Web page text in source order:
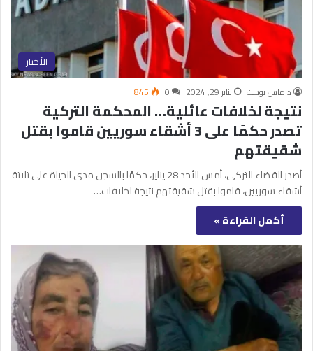
الأخبار
داماس بوست يناير 29, 2024 0
845
نتيجة لخلافات عائلية… المحكمة التركية
تصدر حكمًا على 3 أشقاء سوريين قاموا بقتل
شقيقتهم
أصدر القضاء التركي، أمس الأحد 28 يناير، حكمًا بالسجن مدى الحياة على ثلاثة
أشقاء سوريين، قاموا بقتل شقيقتهم نتيجة لخلافات…
أكمل القراءة »